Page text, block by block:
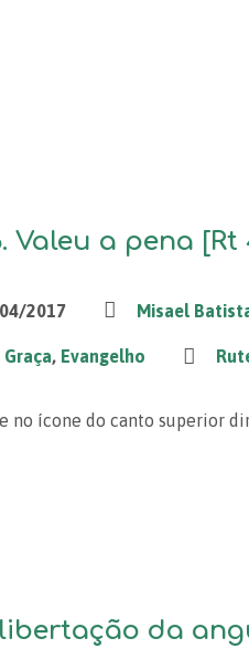
Valeu a pena [Rt
2017 Misael
Graça, Evangelho
no ícone do canto superior
da